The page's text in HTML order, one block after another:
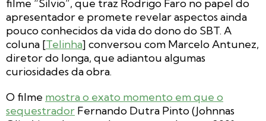
filme “Silvio”, que traz Rodrigo Faro no papel do
apresentador e promete revelar aspectos ainda
pouco conhecidos da vida do dono do SBT. A
coluna [Telinha] conversou com Marcelo Antunez,
diretor do longa, que adiantou algumas
curiosidades da obra.
O filme mostra o exato momento em que o
sequestrador Fernando Dutra Pinto (Johnnas